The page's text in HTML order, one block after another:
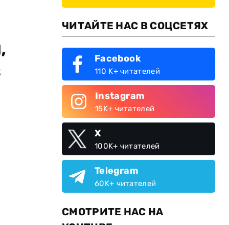
ЧИТАЙТЕ НАС В СОЦСЕТЯХ
Facebook
110 K+ читателей
Instagram
15K+ читателей
X
100K+ читателей
Telegram
60K+ читателей
СМОТРИТЕ НАС НА